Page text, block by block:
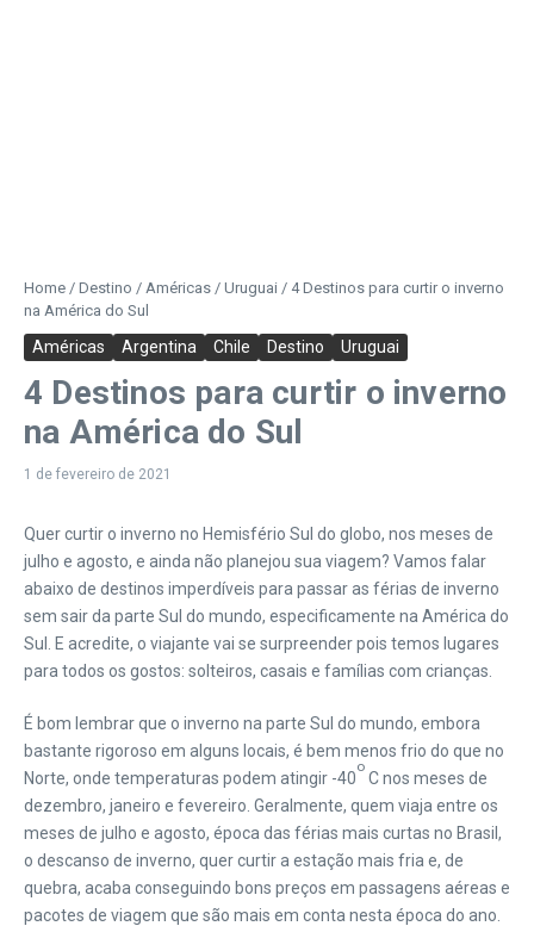
Home / Destino / Américas / Uruguai / 4 Destinos para curtir o inverno
na América do Sul
Américas Argentina Chile Destino Uruguai
4 Destinos para curtir o inverno
na América do Sul
1 de fevereiro de 2021
Quer curtir o inverno no Hemisfério Sul do globo, nos meses de
julho e agosto, e ainda não planejou sua viagem? Vamos falar
abaixo de destinos imperdíveis para passar as férias de inverno
sem sair da parte Sul do mundo, especificamente na América do
Sul. E acredite, o viajante vai se surpreender pois temos lugares
para todos os gostos: solteiros, casais e famílias com crianças.
É bom lembrar que o inverno na parte Sul do mundo, embora
bastante rigoroso em alguns locais, é bem menos frio do que no
Norte, onde temperaturas podem atingir -40
o
C nos meses de
dezembro, janeiro e fevereiro. Geralmente, quem viaja entre os
meses de julho e agosto, época das férias mais curtas no Brasil,
o descanso de inverno, quer curtir a estação mais fria e, de
quebra, acaba conseguindo bons preços em passagens aéreas e
pacotes de viagem que são mais em conta nesta época do ano.